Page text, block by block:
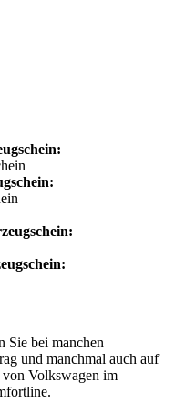
Sie bei manchen
und manchmal auch auf
Volkswagen im